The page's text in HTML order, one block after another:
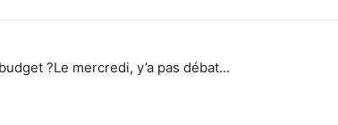
?Le mercredi, y’a pas débat...